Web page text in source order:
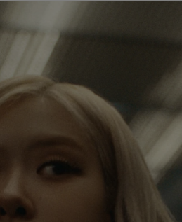
non-stop, und mit jeder